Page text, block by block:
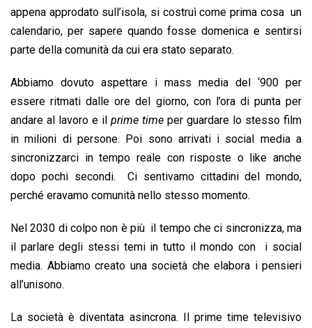
appena approdato sull’isola, si costruì come prima cosa un
calendario, per sapere quando fosse domenica e sentirsi
parte della comunità da cui era stato separato.
Abbiamo dovuto aspettare i mass media del ‘900 per
essere ritmati dalle ore del giorno, con l’ora di punta per
andare al lavoro e il prime time per guardare lo stesso film
in milioni di persone. Poi sono arrivati i social media a
sincronizzarci in tempo reale con risposte o like anche
dopo pochi secondi. Ci sentivamo cittadini del mondo,
perché eravamo comunità nello stesso momento.
Nel 2030 di colpo non è più il tempo che ci sincronizza, ma
il parlare degli stessi temi in tutto il mondo con i social
media. Abbiamo creato una società che elabora i pensieri
all’unisono.
La società è diventata asincrona. Il prime time televisivo